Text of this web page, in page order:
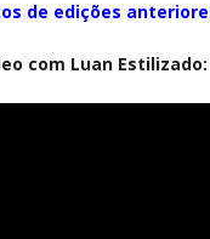
de edições
com Luan Estilizado: